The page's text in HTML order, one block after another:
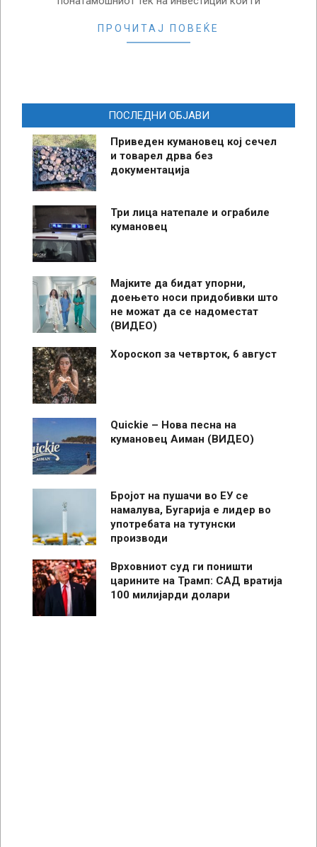
ПРОЧИТАЈ ПОВЕЌЕ
ПОСЛЕДНИ ОБЈАВИ
Приведен кумановец кој сечел
и товарел дрва без
документација
Три лица натепале и ограбиле
кумановец
Мајките да бидат упорни,
доењето носи придобивки што
не можат да се надоместат
(ВИДЕО)
Хороскоп за четврток, 6 август
Quickie – Нова песна на
кумановец Аиман (ВИДЕО)
Бројот на пушачи во ЕУ се
намалува, Бугарија е лидер во
употребата на тутунски
производи
Врховниот суд ги поништи
царините на Трамп: САД вратија
100 милијарди долари